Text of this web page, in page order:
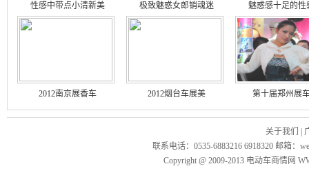
性感中带点小清新美 极致魅惑女郎销魂迷 魅惑感十足的性
2012南京展香车 2012烟台车展美 第十届郑州展
关于我们
联系电话：0535-6883216 6918320 邮箱：
Copyright @ 2009-2013 电动车商情网